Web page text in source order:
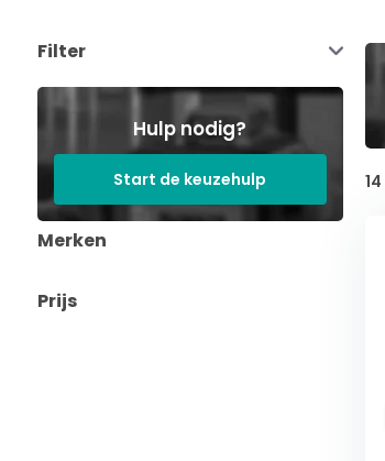
Filter
Hulp nodig?
Start de keuzehulp
Merken
Prijs
14